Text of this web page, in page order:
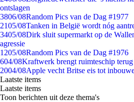
ontslagen
3806/08Random Pics van de Dag #1977
2105/08Tanken in België wordt nóg
3405/08Dirk sluit supermarkt op de
agressie
1205/08Random Pics van de Dag #1976
604/08Kraftwerk brengt ruimteschip
2004/08Apple vecht Britse eis tot
Laatste items
Laatste items
Toon berichten uit deze thema's